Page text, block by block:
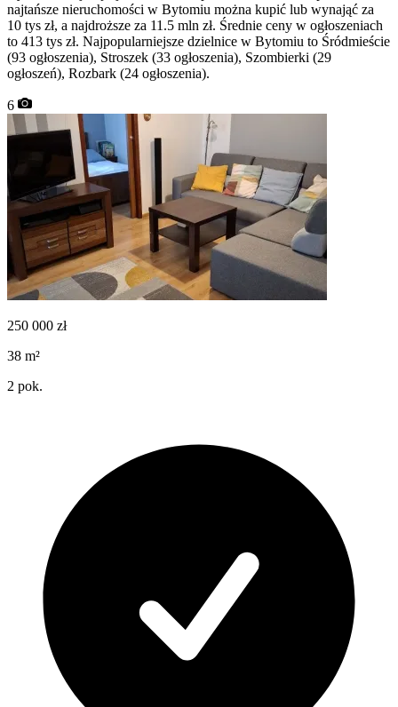
najtańsze nieruchomości w Bytomiu można kupić lub wynająć za
10 tys zł, a najdroższe za 11.5 mln zł. Średnie ceny w ogłoszeniach
to 413 tys zł. Najpopularniejsze dzielnice w Bytomiu to Śródmieście
(93 ogłoszenia), Stroszek (33 ogłoszenia), Szombierki (29
ogłoszeń), Rozbark (24 ogłoszenia).
6
250 000 zł
38 m²
2 pok.